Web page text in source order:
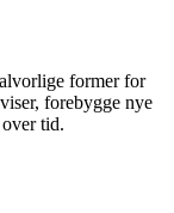
former for
forebygge nye
tid.